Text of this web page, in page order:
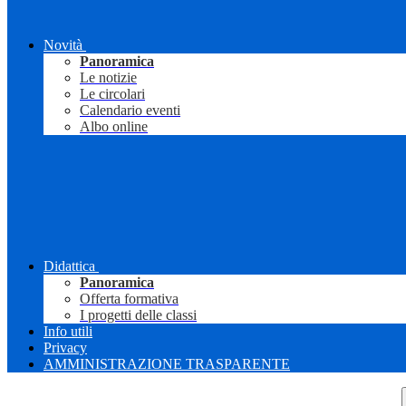
Novità
Panoramica
Le notizie
Le circolari
Calendario eventi
Albo online
Didattica
Panoramica
Offerta formativa
I progetti delle classi
Info utili
Privacy
AMMINISTRAZIONE TRASPARENTE